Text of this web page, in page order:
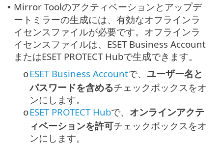
• Mirror Toolのアクティベーションとアップデ
ートミラーの生成には、有効なオフラインラ
イセンスファイルが必要です。オフラインラ
イセンスファイルは、ESET Business Account
またはESET PROTECT Hubで生成できます。
oESET Business Accountで、 ユーザー名と
パスワードを含めるチェックボックスをオ
ンにします。
oESET PROTECT Hubで、 オンラインアクテ
ィベーションを許可チェックボックスをオ
ンにします。